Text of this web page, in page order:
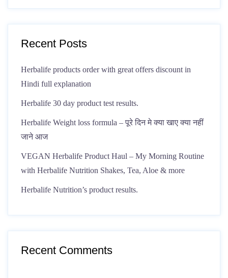
Recent Posts
Herbalife products order with great offers discount in
Hindi full explanation
Herbalife 30 day product test results.
Herbalife Weight loss formula – पूरे दिन मे क्या खाए क्या नहीं
जाने आज
VEGAN Herbalife Product Haul – My Morning Routine
with Herbalife Nutrition Shakes, Tea, Aloe & more
Herbalife Nutrition’s product results.
Recent Comments